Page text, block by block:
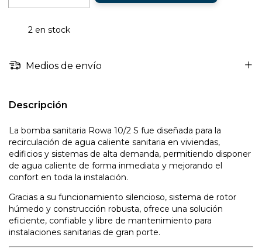
2en stock
Medios de envío
Descripción
La bomba sanitaria Rowa 10/2 S fue diseñada para la
recirculación de agua caliente sanitaria en viviendas,
edificios y sistemas de alta demanda, permitiendo disponer
de agua caliente de forma inmediata y mejorando el
confort en toda la instalación.
Gracias a su funcionamiento silencioso, sistema de rotor
húmedo y construcción robusta, ofrece una solución
eficiente, confiable y libre de mantenimiento para
instalaciones sanitarias de gran porte.